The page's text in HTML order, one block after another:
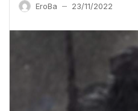
EroBa — 23/11/2022